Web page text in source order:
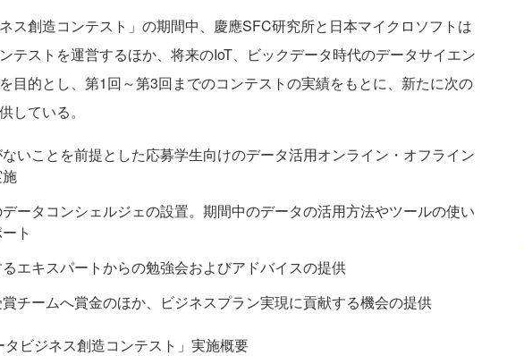
ス創造コンテスト」の期間中、慶應SFC研究所と日本マイクロソフトは
テストを運営するほか、将来のIoT、ビックデータ時代のデータサイエン
目的とし、第1回～第3回までのコンテストの実績をもとに、新たに次の
している。
いことを前提とした応募学生向けのデータ活用オンライン・オフライン
ータコンシェルジェの設置。期間中のデータの活用方法やツールの使い
ト
エキスパートからの勉強会およびアドバイスの提供
チームへ賞金のほか、ビジネスプラン実現に貢献する機会の提供
ビジネス創造コンテスト」実施概要